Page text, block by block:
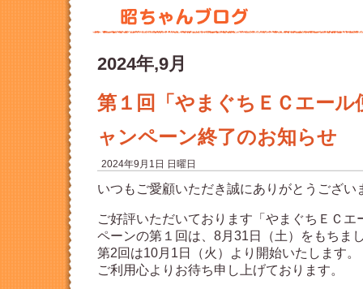
2024年,9月
第１回「やまぐちＥＣエール
ャンペーン終了のお知らせ
2024年9月1日 日曜日
いつもご愛顧いただき誠にありがとうござい
ご好評いただいております「やまぐちＥＣエ
ペーンの第１回は、8月31日（土）をもちま
第2回は10月1日（火）より開始いたします。
ご利用心よりお待ち申し上げております。